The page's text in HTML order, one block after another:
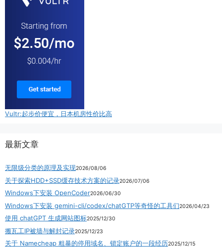
Vultr:起步价便宜，日本机房性价比高
最新文章
无限级分类的原理及实现2026/08/06
关于探索HDD+SSD缓存技术方案的记录2026/07/06
Windows下安装 OpenCoder2026/06/30
Windows下安装 gemini-cli/codex/chatGTP等奇怪的工具们2026/04/23
使用 chatGPT 生成网站图标2025/12/30
搬瓦工IP被墙与解封记录2025/12/23
关于 Namecheap 粗暴的停用域名、锁定账户的一段经历2025/12/15